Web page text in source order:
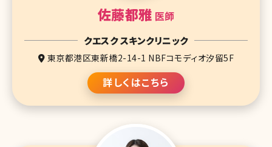
佐藤都雅 医師
クエスク スキンクリニック
東京都港区東新橋2-14-1 NBFコモディオ汐留5F
詳しくはこちら